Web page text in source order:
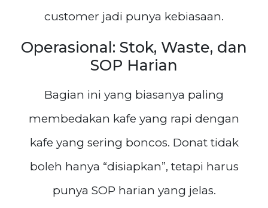
customer jadi punya kebiasaan.
Operasional: Stok, Waste, dan
SOP Harian
Bagian ini yang biasanya paling
membedakan kafe yang rapi dengan
kafe yang sering boncos. Donat tidak
boleh hanya “disiapkan”, tetapi harus
punya SOP harian yang jelas.